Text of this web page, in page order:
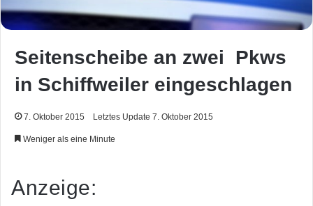
Seitenscheibe an zwei Pkws
in Schiffweiler eingeschlagen
7. Oktober 2015 Letztes Update 7. Oktober 2015
Weniger als eine Minute
Anzeige: